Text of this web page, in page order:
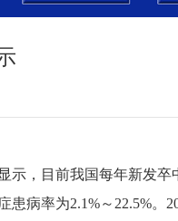
示，目前我国每年新发卒
病率为2.1%～22.5%。